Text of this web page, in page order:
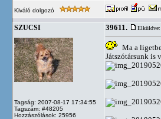
Kiváló dolgozó
SZUCSI
Tagság: 2007-08-17 17:34:55
Tagszám: #48205
Hozzászólások: 25956
39611. Elküldve:
Ma a
Játszótársunk is